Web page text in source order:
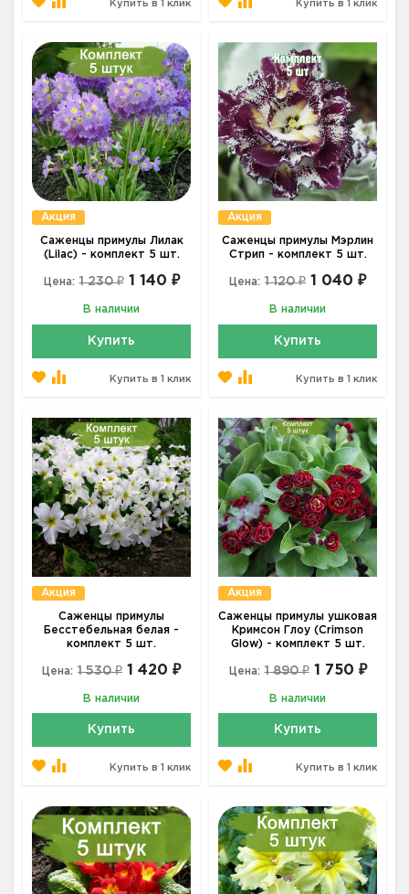
Купить в 1 клик Купить в 1 клик
Акция
Саженцы примулы Лилак
(Lilac) - комплект 5 шт.
Цена: 1 230 ₽ 1 140 ₽
В наличии
Купить
Купить в 1 клик
Акция
Саженцы примулы Мэрлин
Стрип - комплект 5 шт.
Цена: 1 120 ₽ 1 040 ₽
В наличии
Купить
Купить в 1 клик
Акция
Саженцы примулы
Бесстебельная белая -
комплект 5 шт.
Цена: 1 530 ₽ 1 420 ₽
В наличии
Купить
Купить в 1 клик
Акция
Саженцы примулы ушковая
Кримсон Глоу (Crimson
Glow) - комплект 5 шт.
Цена: 1 890 ₽ 1 750 ₽
В наличии
Купить
Купить в 1 клик